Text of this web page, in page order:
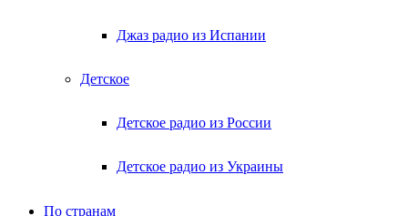
Джаз радио из Испании
Детское
Детское радио из России
Детское радио из Украины
По странам